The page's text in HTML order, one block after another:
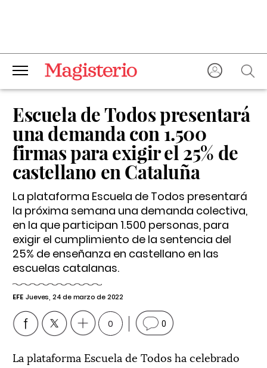
Escuela de Todos presentará
una demanda con 1.500
firmas para exigir el 25% de
castellano en Cataluña
La plataforma Escuela de Todos presentará
la próxima semana una demanda colectiva,
en la que participan 1.500 personas, para
exigir el cumplimiento de la sentencia del
25% de enseñanza en castellano en las
escuelas catalanas.
EFE Jueves, 24 de marzo de 2022
0 0
La plataforma Escuela de Todos ha celebrado